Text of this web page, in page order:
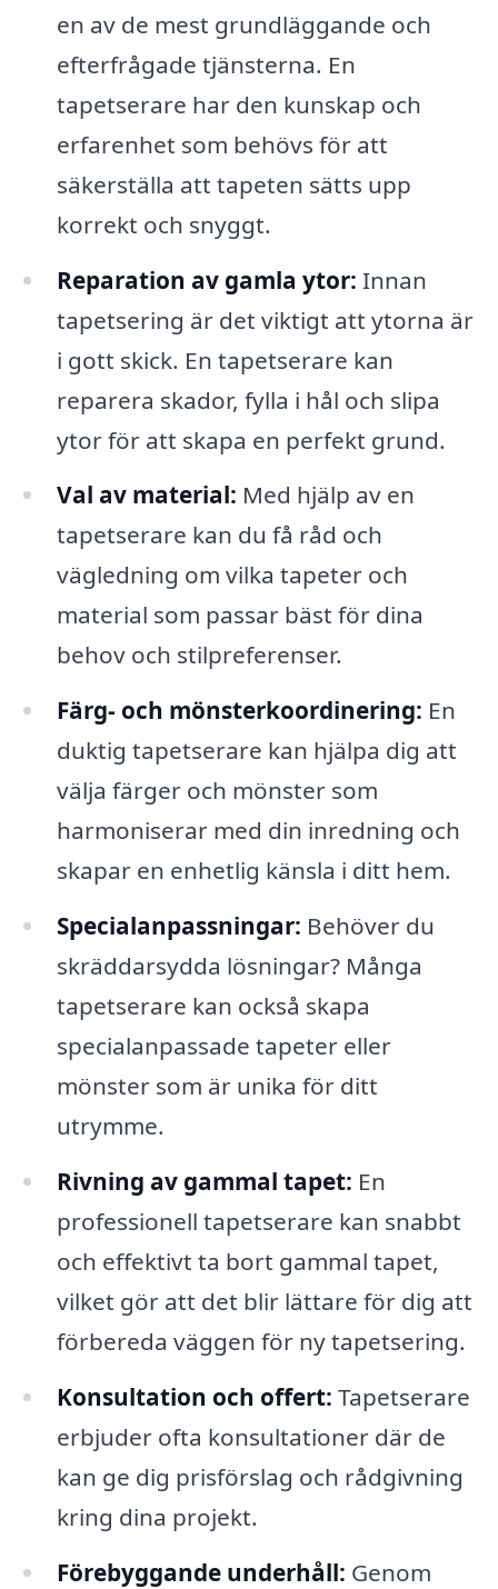
en av de mest grundläggande och
efterfrågade tjänsterna. En
tapetserare har den kunskap och
erfarenhet som behövs för att
säkerställa att tapeten sätts upp
korrekt och snyggt.
Reparation av gamla ytor: Innan
tapetsering är det viktigt att ytorna är
i gott skick. En tapetserare kan
reparera skador, fylla i hål och slipa
ytor för att skapa en perfekt grund.
Val av material: Med hjälp av en
tapetserare kan du få råd och
vägledning om vilka tapeter och
material som passar bäst för dina
behov och stilpreferenser.
Färg- och mönsterkoordinering: En
duktig tapetserare kan hjälpa dig att
välja färger och mönster som
harmoniserar med din inredning och
skapar en enhetlig känsla i ditt hem.
Specialanpassningar: Behöver du
skräddarsydda lösningar? Många
tapetserare kan också skapa
specialanpassade tapeter eller
mönster som är unika för ditt
utrymme.
Rivning av gammal tapet: En
professionell tapetserare kan snabbt
och effektivt ta bort gammal tapet,
vilket gör att det blir lättare för dig att
förbereda väggen för ny tapetsering.
Konsultation och offert: Tapetserare
erbjuder ofta konsultationer där de
kan ge dig prisförslag och rådgivning
kring dina projekt.
Förebyggande underhåll: Genom